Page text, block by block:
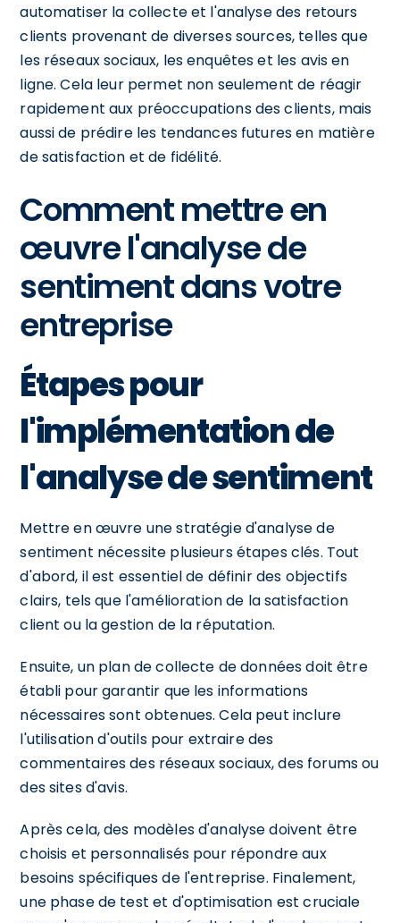
automatiser la collecte et l'analyse des retours
clients provenant de diverses sources, telles que
les réseaux sociaux, les enquêtes et les avis en
ligne. Cela leur permet non seulement de réagir
rapidement aux préoccupations des clients, mais
aussi de prédire les tendances futures en matière
de satisfaction et de fidélité.
Comment mettre en
œuvre l'analyse de
sentiment dans votre
entreprise
Étapes pour
l'implémentation de
l'analyse de sentiment
Mettre en œuvre une stratégie d'analyse de
sentiment nécessite plusieurs étapes clés. Tout
d'abord, il est essentiel de définir des objectifs
clairs, tels que l'amélioration de la satisfaction
client ou la gestion de la réputation.
Ensuite, un plan de collecte de données doit être
établi pour garantir que les informations
nécessaires sont obtenues. Cela peut inclure
l'utilisation d'outils pour extraire des
commentaires des réseaux sociaux, des forums ou
des sites d'avis.
Après cela, des modèles d'analyse doivent être
choisis et personnalisés pour répondre aux
besoins spécifiques de l'entreprise. Finalement,
une phase de test et d'optimisation est cruciale